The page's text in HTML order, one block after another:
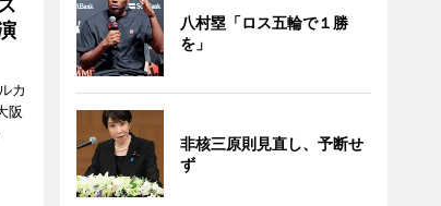
カ
阪
八村塁「ロス五輪で１勝
を」
非核三原則見直し、予断せ
ず